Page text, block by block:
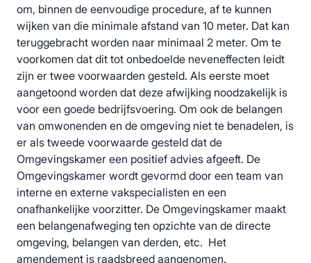
om, binnen de eenvoudige procedure, af te kunnen
wijken van die minimale afstand van 10 meter. Dat kan
teruggebracht worden naar minimaal 2 meter. Om te
voorkomen dat dit tot onbedoelde neveneffecten leidt
zijn er twee voorwaarden gesteld. Als eerste moet
aangetoond worden dat deze afwijking noodzakelijk is
voor een goede bedrijfsvoering. Om ook de belangen
van omwonenden en de omgeving niet te benadelen, is
er als tweede voorwaarde gesteld dat de
Omgevingskamer een positief advies afgeeft. De
Omgevingskamer wordt gevormd door een team van
interne en externe vakspecialisten en een
onafhankelijke voorzitter. De Omgevingskamer maakt
een belangenafweging ten opzichte van de directe
omgeving, belangen van derden, etc. Het
amendement is raadsbreed aangenomen.